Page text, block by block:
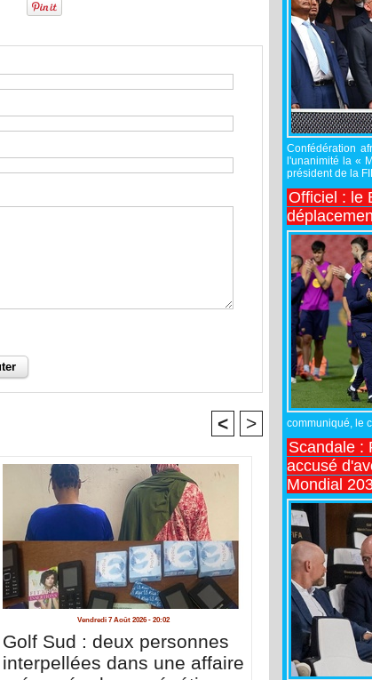
< >
Vendredi 7 Août 2026 - 20:02
Golf Sud : deux personnes
interpellées dans une affaire
Confédération
l'unanimité la «
président de la
Officiel : le
communiqué, le
Scandale :
accusé
Mondial